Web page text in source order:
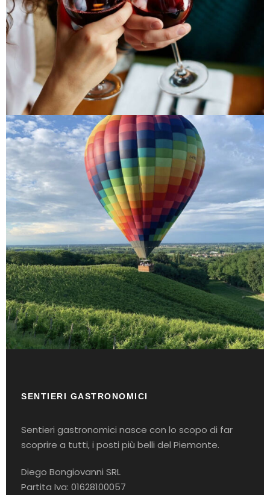
SENTIERI GASTRONOMICI
Sentieri gastronomici nasce con lo scopo di far
scoprire a tutti, i posti più belli del Piemonte.
Diego Bongiovanni SRL
Partita Iva: 01628100057